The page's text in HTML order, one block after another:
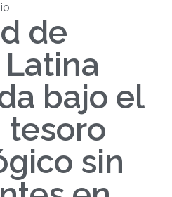
de
bajo el
tesoro
sin